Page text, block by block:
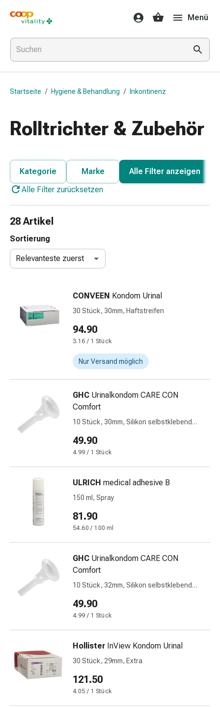
Medikamente
&
Gesundheit
Grippe
&
Erkältung
Grippe-
Erkältung
Medikamente
Bronchitis
Inhalationsgeräte
Schnupfen
Wund-
Elastische
Wundbinden
Fingerverbände
Fixationspflaster
Gazen
Kompressionsbinden
Pflaster
Pflasterbinden,
Tapes
&
Zubehör
Schlauch-
Verbrennungen
Verbandwechsel-
Sets
Wundauflagen
Wundbehandlung
Wundsprays
Wundverschlussstreifen
kleber
Ohren
und
Augen
Ohrenbeschwerden
Menü
Startseite / Hygiene & Behandlung / Inkontinenz
Rolltrichter & Zubehör
Kategorie Marke
Alle Filter anzeigen
Alle Filter zurücksetzen
28 Artikel
Sortierung
Relevanteste zuerst
CONVEEN Kondom Urinal
30 Stück, 30mm, Haftstreifen
94.90
3.16 / 1 Stück
Nur Versand möglich
GHC Urinalkondom CARE CON
Comfort
10 Stück, 30mm, Silikon selbstklebend
49.90
4.99 / 1 Stück
ULRICH medical adhesive B
150 ml, Spray
81.90
54.60 / 100 ml
GHC Urinalkondom CARE CON
Comfort
10 Stück, 32mm, Silikon selbstklebend
49.90
4.99 / 1 Stück
Hollister InView Kondom Urinal
30 Stück, 29mm, Extra
121.50
4.05 / 1 Stück